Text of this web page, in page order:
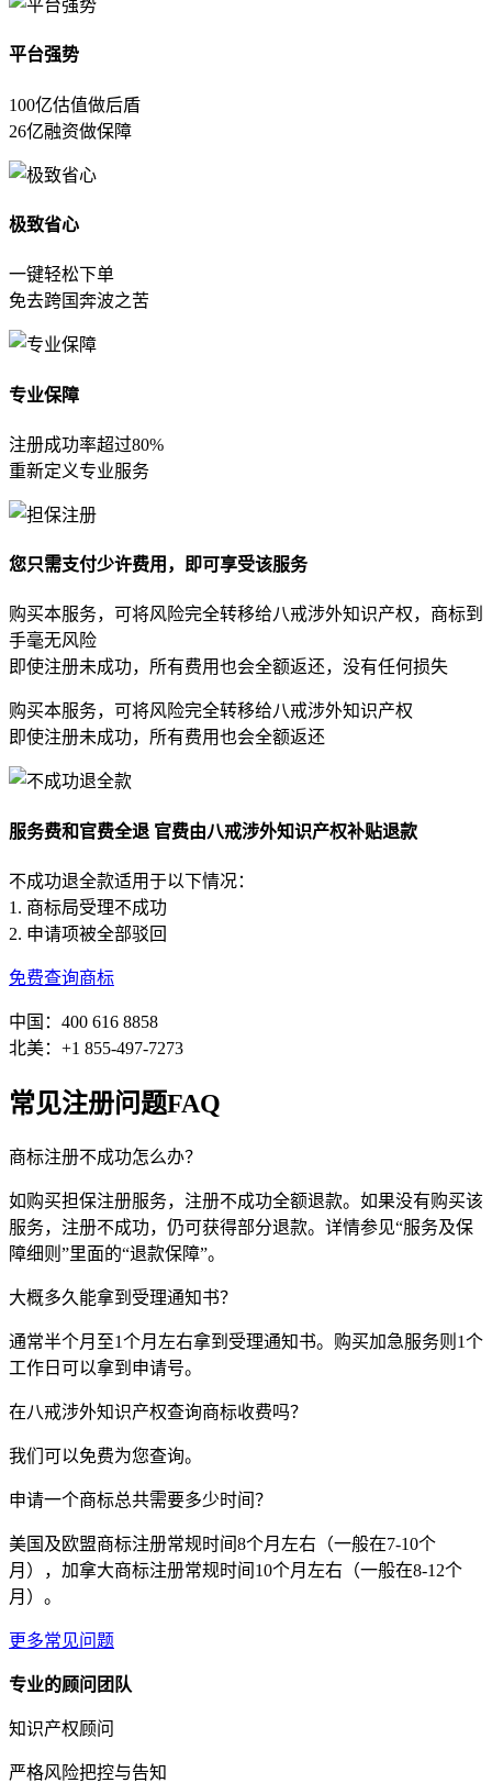
平台强势
100亿估值做后盾
26亿融资做保障
极致省心
一键轻松下单
免去跨国奔波之苦
专业保障
注册成功率超过80%
重新定义专业服务
您只需支付少许费用，即可享受该服务
购买本服务，可将风险完全转移给八戒涉外知识产权，商标到
手毫无风险
即使注册未成功，所有费用也会全额返还，没有任何损失
购买本服务，可将风险完全转移给八戒涉外知识产权
即使注册未成功，所有费用也会全额返还
服务费和官费全退 官费由八戒涉外知识产权补贴退款
不成功退全款适用于以下情况：
1. 商标局受理不成功
2. 申请项被全部驳回
免费查询商标
中国：400 616 8858
北美：+1 855-497-7273
常见注册问题FAQ
商标注册不成功怎么办？
如购买担保注册服务，注册不成功全额退款。如果没有购买该
服务，注册不成功，仍可获得部分退款。详情参见“服务及保
障细则”里面的“退款保障”。
大概多久能拿到受理通知书？
通常半个月至1个月左右拿到受理通知书。购买加急服务则1个
工作日可以拿到申请号。
在八戒涉外知识产权查询商标收费吗？
我们可以免费为您查询。
申请一个商标总共需要多少时间？
美国及欧盟商标注册常规时间8个月左右（一般在7-10个
月），加拿大商标注册常规时间10个月左右（一般在8-12个
月）。
更多常见问题
专业的顾问团队
知识产权顾问
严格风险把控与告知